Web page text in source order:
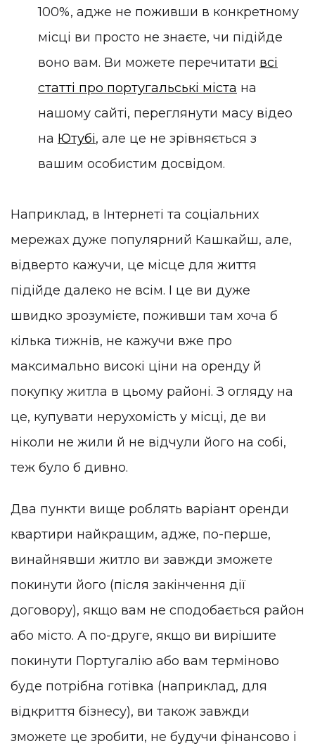
100%, адже не поживши в конкретному
місці ви просто не знаєте, чи підійде
воно вам. Ви можете перечитати всі
статті про португальські міста на
нашому сайті, переглянути масу відео
на Ютубі, але це не зрівняється з
вашим особистим досвідом.
Наприклад, в Інтернеті та соціальних
мережах дуже популярний Кашкайш, але,
відверто кажучи, це місце для життя
підійде далеко не всім. І це ви дуже
швидко зрозумієте, поживши там хоча б
кілька тижнів, не кажучи вже про
максимально високі ціни на оренду й
покупку житла в цьому районі. З огляду на
це, купувати нерухомість у місці, де ви
ніколи не жили й не відчули його на собі,
теж було б дивно.
Два пункти вище роблять варіант оренди
квартири найкращим, адже, по-перше,
винайнявши житло ви завжди зможете
покинути його (після закінчення дії
договору), якщо вам не сподобається район
або місто. А по-друге, якщо ви вирішите
покинути Португалію або вам терміново
буде потрібна готівка (наприклад, для
відкриття бізнесу), ви також завжди
зможете це зробити, не будучи фінансово і